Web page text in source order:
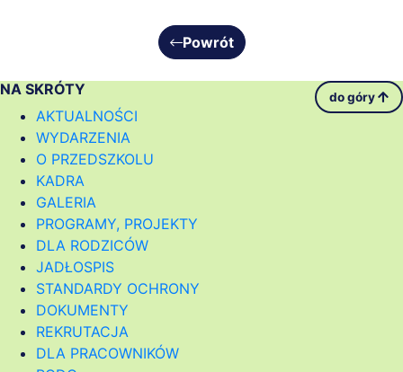
Powrót
NA SKRÓTY do góry
AKTUALNOŚCI
WYDARZENIA
O PRZEDSZKOLU
KADRA
GALERIA
PROGRAMY, PROJEKTY
DLA RODZICÓW
JADŁOSPIS
STANDARDY OCHRONY
DOKUMENTY
REKRUTACJA
DLA PRACOWNIKÓW